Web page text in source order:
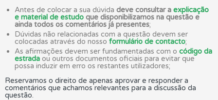
Antes de colocar a sua dúvida deve consultar a explicação
e material de estudo que disponibilizamos na questão e
ainda todos os comentários já presentes;
Dúvidas não relacionadas com a questão devem ser
colocadas através do nosso formulário de contacto;
As afirmações devem ser fundamentadas com o código da
estrada ou outros documentos oficiais para evitar que
possa induzir em erro os restantes utilizadores;
Reservamos o direito de apenas aprovar e responder a
comentários que achamos relevantes para a discussão da
questão.